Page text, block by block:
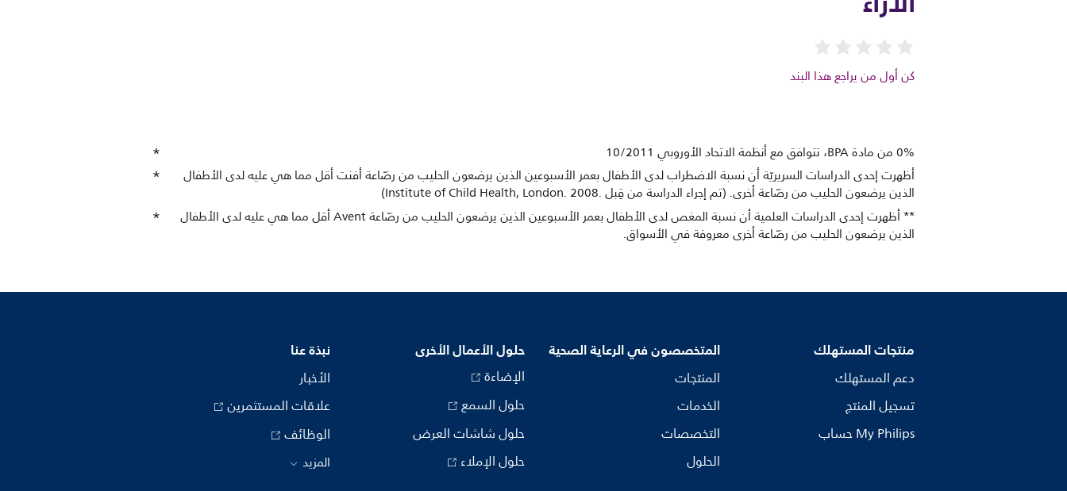
كن أول من يراجع هذا البند
0% من مادة BPA، تتوافق مع أنظمة الاتحاد الأوروبي 10/2011
أظهرت إحدى الدراسات السريريّة أن نسبة الاضطراب لدى الأطفال بعمر الأسبوعين الذين يرضعون الحليب من رضّاعة أفنت أقل مما هي عليه لدى الأطفال
الذين يرضعون الحليب من رضّاعة أخرى. (تم إجراء الدراسة من قِبل Institute of Child Health, London. 2008.‎)
** أظهرت إحدى الدراسات العلمية أن نسبة المغص لدى الأطفال بعمر الأسبوعين الذين يرضعون الحليب من رضّاعة Avent أقل مما هي عليه لدى الأطفال
الذين يرضعون الحليب من رضّاعة أخرى معروفة في الأسواق.
منتجات المستهلك
دعم المستهلك
تسجيل المنتج
My Philips حساب
المتخصصون في الرعاية الصحية
المنتجات
الخدمات
التخصصات
الحلول
حلول الأعمال الأخرى
الإضاءة
حلول السمع
حلول شاشات العرض
حلول الإملاء
نبذة عنا
الأخبار
علاقات المستثمرين
الوظائف
المزيد